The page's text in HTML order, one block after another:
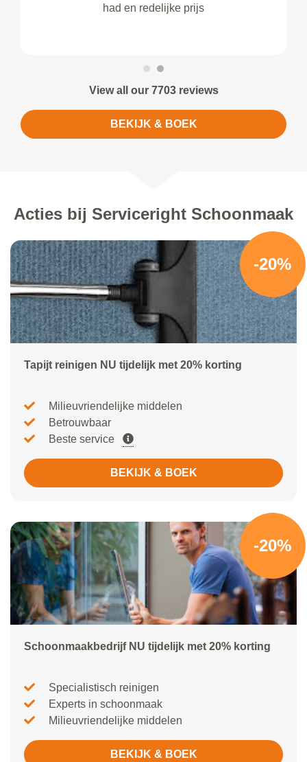
had en redelijke prijs
View all our 7703 reviews
BEKIJK & BOEK
Acties bij Serviceright Schoonmaak
-20%
Tapijt reinigen NU tijdelijk met 20% korting
Milieuvriendelijke middelen
Betrouwbaar
Beste service
BEKIJK & BOEK
-20%
Schoonmaakbedrijf NU tijdelijk met 20% korting
Specialistisch reinigen
Experts in schoonmaak
Milieuvriendelijke middelen
BEKIJK & BOEK